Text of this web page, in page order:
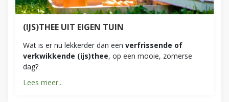
(IJS)THEE UIT EIGEN TUIN
Wat is er nu lekkerder dan een verfrissende of
verkwikkende (ijs)thee, op een mooie, zomerse
dag?
Lees meer...